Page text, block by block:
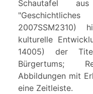
Schautafel
kulturelle
14005) der
Bürgertums;
Abbildungen mit
eine Zeitleiste.